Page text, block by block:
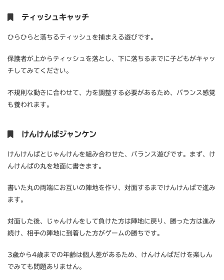
ティッシュキャッチ
ひらひらと落ちるティッシュを捕まえる遊びです。
保護者が上からティッシュを落とし、下に落ちるまでに子どもがキャッ
チしてみてください。
不規則な動きに合わせて、力を調整する必要があるため、バランス感覚
も養われます。
けんけんぱジャンケン
けんけんぱとじゃんけんを組み合わせた、バランス遊びです。まず、け
んけんぱの丸を地面に書きます。
書いた丸の両端にお互いの陣地を作り、対面するまでけんけんぱで進み
ます。
対面した後、じゃんけんをして負けた方は陣地に戻り、勝った方は進み
続け、相手の陣地に到着した方がゲームの勝ちです。
3歳から4歳までの年齢は個人差があるため、けんけんぱだけを楽しん
でみても問題ありません。